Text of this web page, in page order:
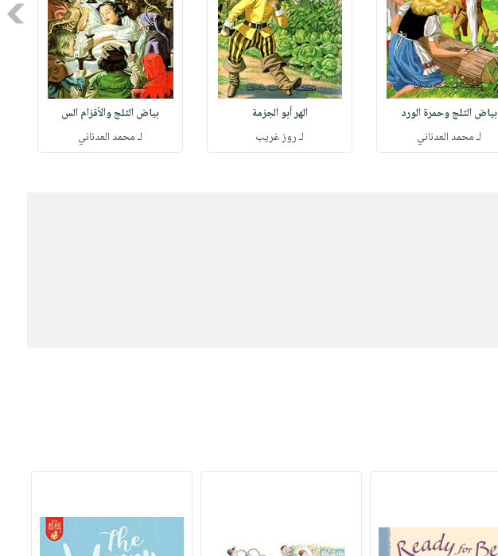
بياض الثلج وحمرة الورد
لـ محمد العدناني
الهر أبو الجزمة
لـ روز غريب
بياض الثلج والأقزام الس
لـ محمد العدناني